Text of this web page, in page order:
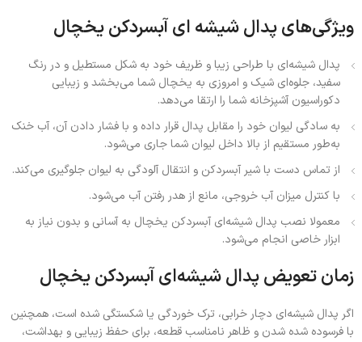
ویژگی‌هایپدال شیشه ای آبسردکن یخچال
پدال شیشه‌ای با طراحی زیبا و ظریف خود به شکل مستطیل و در رنگ
سفید، جلوه‌ای شیک و امروزی به یخچال شما می‌بخشد و زیبایی
دکوراسیون آشپزخانه شما را ارتقا می‌دهد.
به سادگی لیوان خود را مقابل پدال قرار داده و با فشار دادن آن، آب خنک
به‌طور مستقیم از بالا داخل لیوان شما جاری می‌شود.
از تماس دست با شیر آبسردکن و انتقال آلودگی به لیوان جلوگیری می‌کند.
با کنترل میزان آب خروجی، مانع از هدر رفتن آب می‌شود.
معمولا نصب پدال شیشه‌ای آبسردکن یخچال به آسانی و بدون نیاز به
ابزار خاصی انجام می‌شود.
زمان تعویض پدال شیشه‌ای آبسردکن یخچال
اگر پدال شیشه‌ای دچار خرابی، ترک خوردگی یا شکستگی شده است، همچنین
با فرسوده شده شدن و ظاهر نامناسب قطعه، برای حفظ زیبایی و بهداشت،